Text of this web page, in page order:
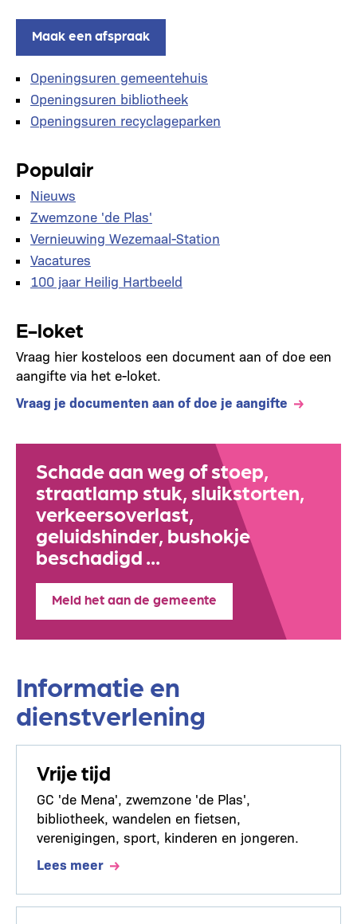
Maak een afspraak
Openingsuren gemeentehuis
Openingsuren bibliotheek
Openingsuren recyclageparken
Populair
Nieuws
Zwemzone 'de Plas'
Vernieuwing Wezemaal-Station
Vacatures
100 jaar Heilig Hartbeeld
E-loket
Vraag hier kosteloos een document aan of doe een
aangifte via het e-loket.
Vraag je documenten aan of doe je aangifte
Schade aan weg of stoep,
straatlamp stuk, sluikstorten,
verkeersoverlast,
geluidshinder, bushokje
beschadigd ...
Meld het aan de gemeente
Informatie en
dienstverlening
Vrije tijd
GC 'de Mena', zwemzone 'de Plas',
bibliotheek, wandelen en fietsen,
verenigingen, sport, kinderen en jongeren.
Lees meer